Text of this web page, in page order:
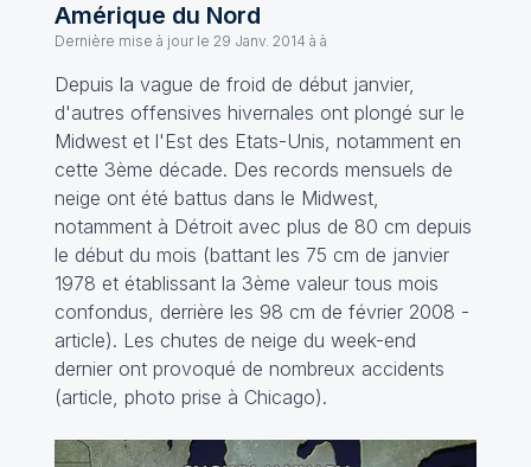
Amérique du Nord
Dernière mise à jour le 29 Janv. 2014 à à
Depuis la vague de froid de début janvier,
d'autres offensives hivernales ont plongé sur le
Midwest et l'Est des Etats-Unis, notamment en
cette 3ème décade. Des records mensuels de
neige ont été battus dans le Midwest,
notamment à Détroit avec plus de 80 cm depuis
le début du mois (battant les 75 cm de janvier
1978 et établissant la 3ème valeur tous mois
confondus, derrière les 98 cm de février 2008 -
article). Les chutes de neige du week-end
dernier ont provoqué de nombreux accidents
(article, photo prise à Chicago).